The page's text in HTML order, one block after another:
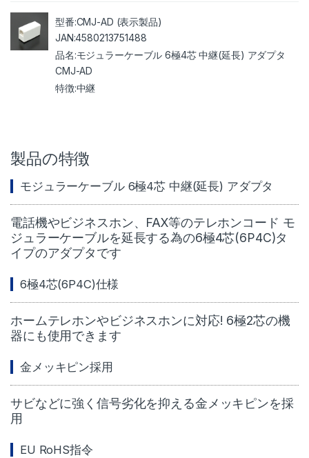
CMJ-AD (表示製品)
4580213751488
モジュラーケーブル 6極4芯 中継(延長) アダプタ
CMJ-AD
中継
製品の特徴
モジュラーケーブル 6極4芯 中継(延長) アダプタ
電話機やビジネスホン、FAX等のテレホンコード モ
ジュラーケーブルを延長する為の6極4芯(6P4C)タ
イプのアダプタです
6極4芯(6P4C)仕様
ホームテレホンやビジネスホンに対応! 6極2芯の機
器にも使用できます
金メッキピン採用
サビなどに強く信号劣化を抑える金メッキピンを採
用
EU RoHS指令